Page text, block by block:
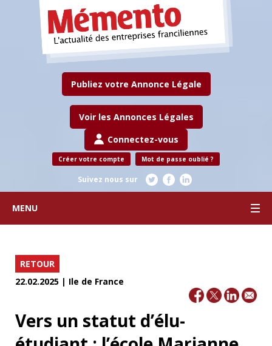
Publiez votre Annonce Légale
Voir les Annonces Légales
Connectez-vous
Créer votre compte Mot de passe oublié ?
Suivez nous sur
MENU
RETOUR
22.02.2025 | Ile de France
Vers un statut d’élu-